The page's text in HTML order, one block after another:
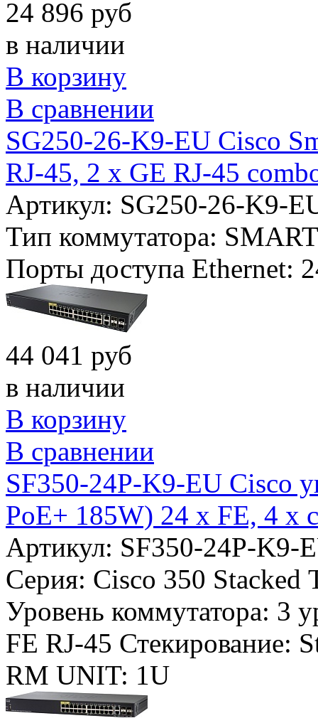
24 896 руб
в наличии
В корзину
В сравнении
SG250-26-K9-EU Cisco
RJ-45, 2 x GE RJ-45
Артикул: SG250-26-K9-
Тип коммутатора: SMART
Порты доступа Ethernet:
44 041 руб
в наличии
В корзину
В сравнении
SF350-24P-K9-EU Cisco
PoE+ 185W) 24 х FE, 4 х
Артикул: SF350-24P-K9-
Серия: Cisco 350 Stacked
Уровень коммутатора: 3
FE RJ-45 Стекирование:
RM UNIT: 1U